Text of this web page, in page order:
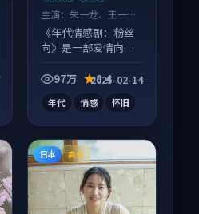
主演：朱一龙、王一博
等
《年代情感剧：粉丝
向》是一部爱情向电
齐全，观感爽快不拖
97万 8.4
2025-02-14
年代 情感 怀旧
日本 高分